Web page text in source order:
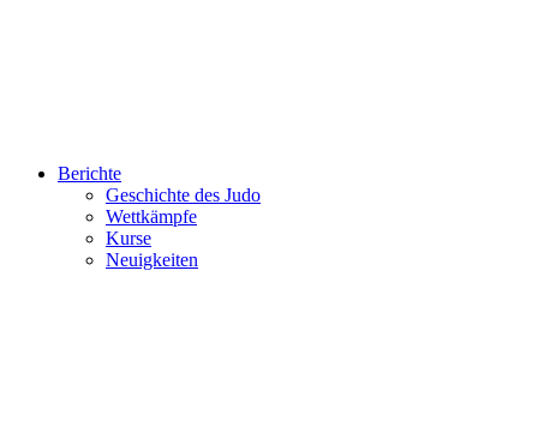
Berichte
Geschichte des Judo
Wettkämpfe
Kurse
Neuigkeiten